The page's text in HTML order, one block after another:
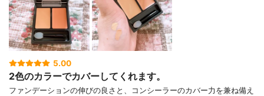
5.00
2色のカラーでカバーしてくれます。
ファンデーションの伸びの良さと、コンシーラーのカバー力を兼ね備え